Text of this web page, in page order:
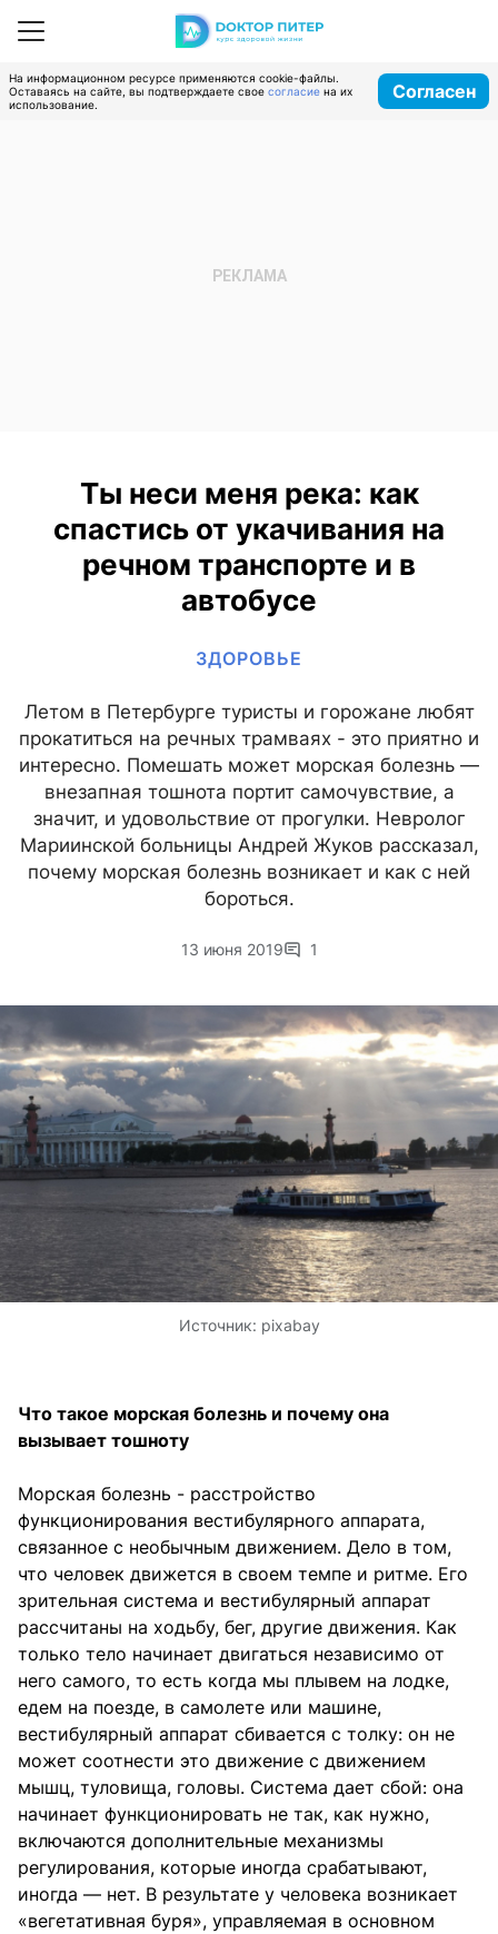
На информационном ресурсе применяются cookie-файлы.
Оставаясь на сайте, вы подтверждаете свое согласие на их
использование.
Согласен
Ты неси меня река: как
спастись от укачивания на
речном транспорте и в
автобусе
ЗДОРОВЬЕ
Летом в Петербурге туристы и горожане любят
прокатиться на речных трамваях - это приятно и
интересно. Помешать может морская болезнь —
внезапная тошнота портит самочувствие, а
значит, и удовольствие от прогулки. Невролог
Мариинской больницы Андрей Жуков рассказал,
почему морская болезнь возникает и как с ней
бороться.
13 июня 2019 1
Источник: pixabay
Что такое морская болезнь и почему она
вызывает тошноту
Морская болезнь - расстройство
функционирования вестибулярного аппарата,
связанное с необычным движением. Дело в том,
что человек движется в своем темпе и ритме. Его
зрительная система и вестибулярный аппарат
рассчитаны на ходьбу, бег, другие движения. Как
только тело начинает двигаться независимо от
него самого, то есть когда мы плывем на лодке,
едем на поезде, в самолете или машине,
вестибулярный аппарат сбивается с толку: он не
может соотнести это движение с движением
мышц, туловища, головы. Система дает сбой: она
начинает функционировать не так, как нужно,
включаются дополнительные механизмы
регулирования, которые иногда срабатывают,
иногда — нет. В результате у человека возникает
«вегетативная буря», управляемая в основном